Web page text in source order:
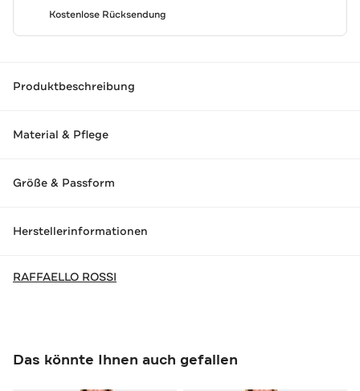
Kostenlose Rücksendung
Produktbeschreibung
Material & Pflege
Größe & Passform
Herstellerinformationen
RAFFAELLO ROSSI
Das könnte Ihnen auch gefallen